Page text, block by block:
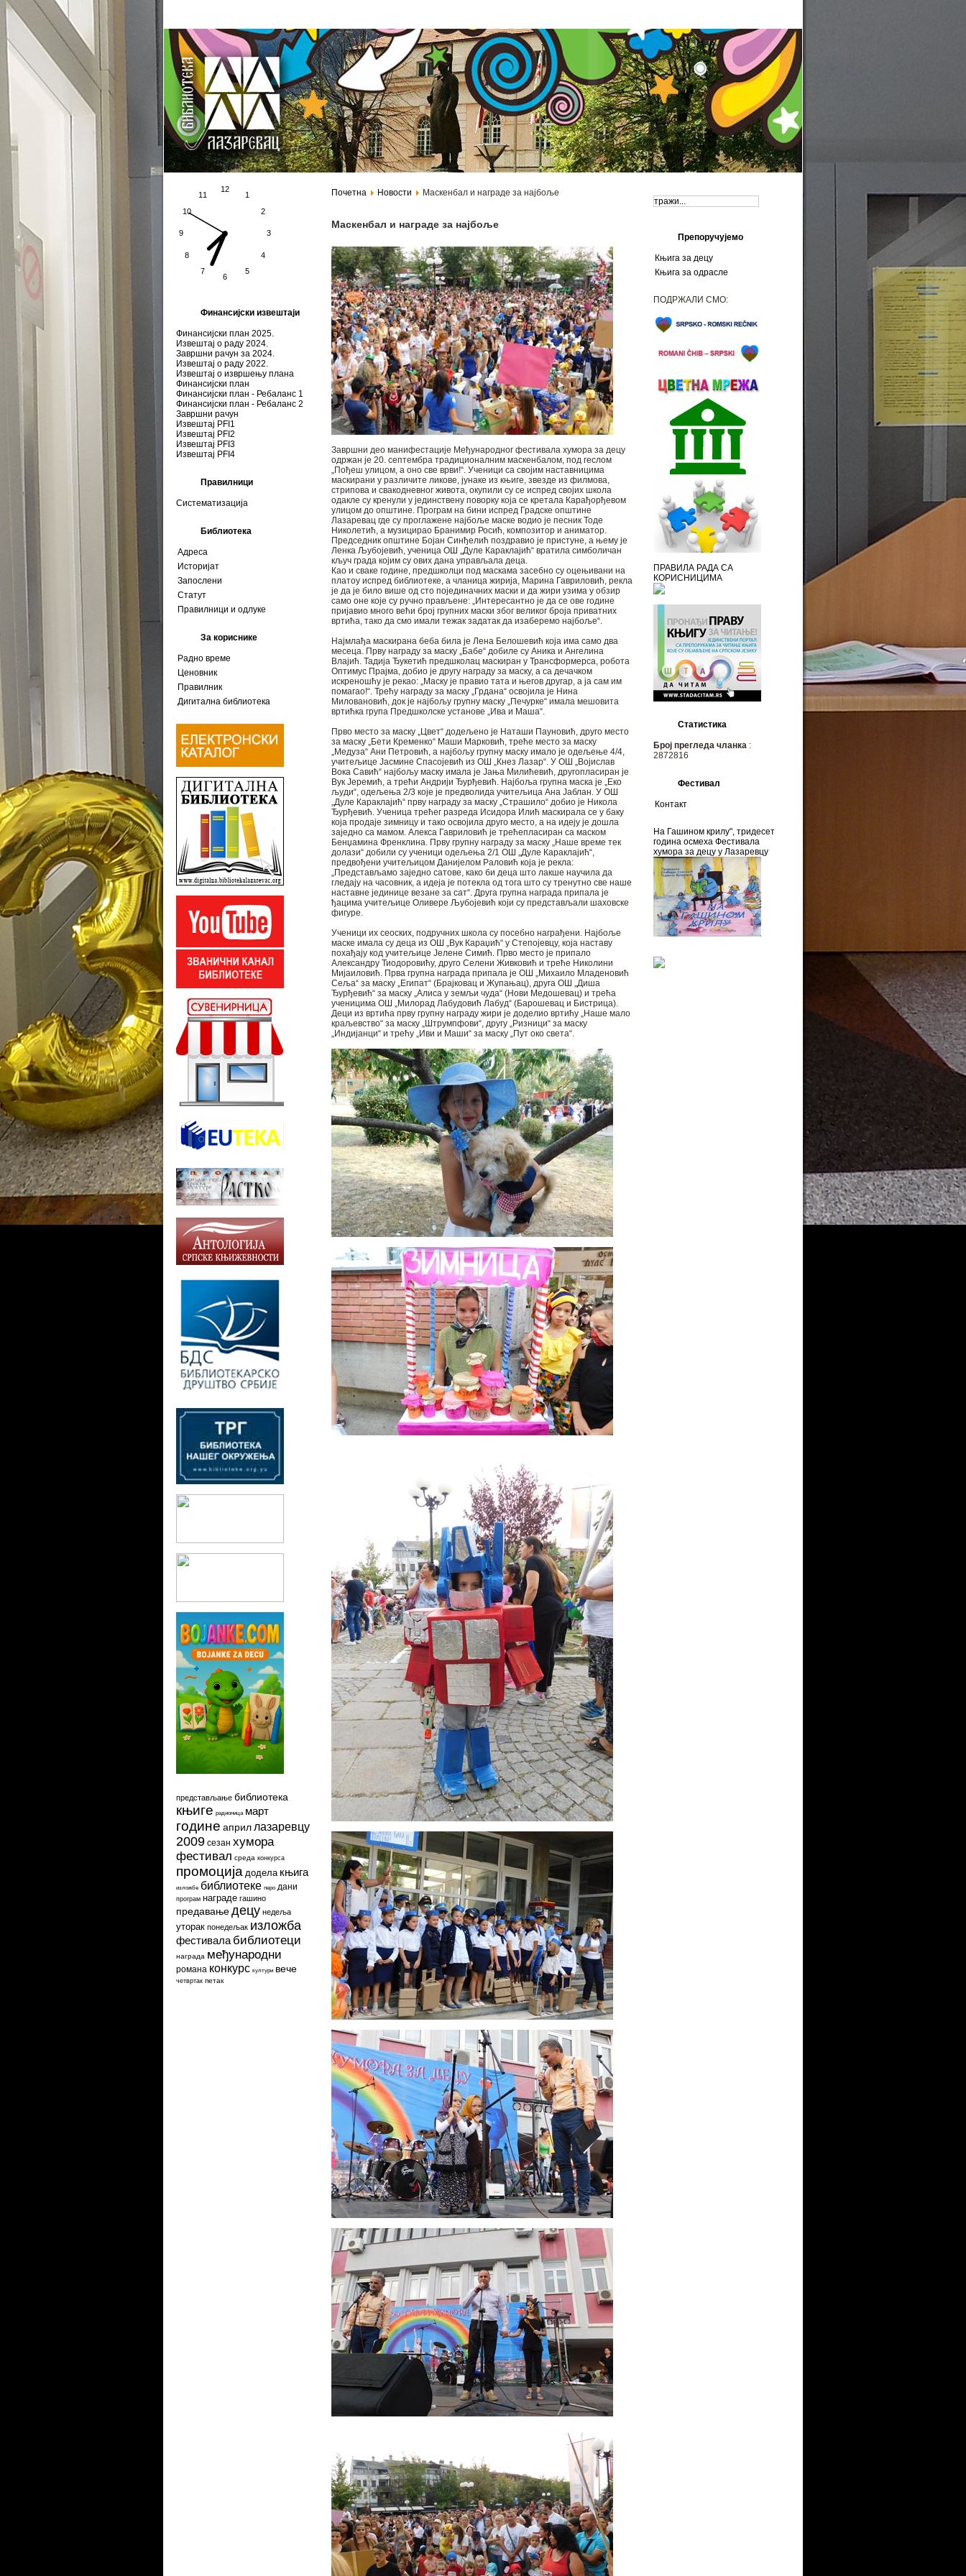
Финансијски извештаји
Финансијски план 2025.
Извештај о раду 2024.
Завршни рачун за 2024.
Извештај о раду 2022.
Извештај о извршењу плана
Финансијски план
Финансијски план - Ребаланс 1
Финансијски план - Ребаланс 2
Завршни рачун
Извештај PFI1
Извештај PFI2
Извештај PFI3
Извештај PFI4
Правилници
Систематизација
Библиотека
Адреса
Историјат
Запослени
Статут
Правилници и одлуке
За кориснике
Радно време
Ценовник
Правилник
Дигитална библиотека
представљање библиотека
књиге радионица март
године април лазаревцу
2009 сезан хумора
фестивал среда конкурса
промоција додела књига
изложбе библиотеке перо дани
програм награде гашино
предавањедецу недеља
уторак понедељак изложба
фестивала библиотеци
награда међународни
романа конкурс култури вече
четвртак петак
Почетна Новости Маскенбал и награде за најбоље
Маскенбал и награде за најбоље
Завршни део манифестације Међународног фестивала хумора за децу
одржан је 20. септембра традиционалним маскенбалом, под геслом
„Пођеш улицом, а оно све врви!“. Ученици са својим наставницима
маскирани у различите ликове, јунаке из књиге, звезде из филмова,
стрипова и свакодневног живота, окупили су се испред својих школа
одакле су кренули у јединствену поворку која се кретала Карађорђевом
улицом до општине. Програм на бини испред Градске општине
Лазаревац где су проглажене најбоље маске водио је песник Тоде
Николетић, а музицирао Бранимир Росић, композитор и аниматор.
Председник општине Бојан Синђелић поздравио је пристуне, а њему је
Ленка Љубојевић, ученица ОШ „Дуле Караклајић“ вратила симболичан
кључ града којим су ових дана управљала деца.
Као и сваке године, предшколци под маскама засебно су оцењивани на
платоу испред библиотеке, а чланица жирија, Марина Гавриловић, рекла
је да је било више од сто појединачних маски и да жири узима у обзир
само оне које су ручно прављене: „Интересантно је да се ове године
пријавио много већи број групних маски због великог броја приватних
вртића, тако да смо имали тежак задатак да изаберемо најбоље“.
Најмлађа маскирана беба била је Лена Белошевић која има само два
месеца. Прву награду за маску „Бабе“ добиле су Аника и Ангелина
Влајић. Тадија Ђукетић предшколац маскиран у Трансформерса, робота
Оптимус Прајма, добио је другу награду за маску, а са дечачком
искреношћу је рекао: „Маску је правио тата и његов другар, а ја сам им
помагао!“. Трећу награду за маску „Грдана“ освојила је Нина
Миловановић, док је најбољу групну маску „Печурке“ имала мешовита
вртићка група Предшколске установе „Ива и Маша“.
Прво место за маску „Цвет“ додељено је Наташи Пауновић, друго место
за маску „Бети Кременко“ Маши Марковић, треће место за маску
„Медуза“ Ани Петровић, а најбољу групну маску имало је одељење 4/4,
учитељице Јасмине Спасојевић из ОШ „Кнез Лазар“. У ОШ „Војислав
Вока Савић“ најбољу маску имала је Јања Милићевић, другопласиран је
Вук Јеремић, а трећи Андрији Ђурђевић. Најбоља групна маска је „Еко
људи“, одељења 2/3 које је предволида учитељица Ана Јаблан. У ОШ
„Дуле Караклајић“ прву награду за маску „Страшило“ добио је Никола
Ђурђевић. Ученица трећег разреда Исидора Илић маскирала се у баку
која продаје зимницу и тако освојила друго место, а на идеју је дошла
заједно са мамом. Алекса Гавриловић је трећепласиран са маском
Бенџамина Френклина. Прву групну награду за маску „Наше време тек
долази“ добили су ученици одељења 2/1 ОШ „Дуле Караклајић“,
предвођени учитељицом Данијелом Раловић која је рекла:
„Представљамо заједно сатове, како би деца што лакше научила да
гледају на часовник, а идеја је потекла од тога што су тренутно све наше
наставне јединице везане за сат“. Друга групна награда припала је
ђацима учитељице Оливере Љубојевић који су представљали шаховске
фигуре.
Ученици их сеоских, подручних школа су посебно награђени. Најбоље
маске имала су деца из ОШ „Вук Караџић“ у Степојевцу, која наставу
похађају код учитељице Јелене Симић. Прво место је припало
Александру Тиодоровићу, друго Селени Живковић и треће Николини
Мијаиловић. Прва групна награда припала је ОШ „Михаило Младеновић
Сеља“ за маску „Египат“ (Брајковац и Жупањац), друга ОШ „Диша
Ђурђевић“ за маску „Алиса у земљи чуда“ (Нови Медошевац) и трећа
ученицима ОШ „Милорад Лабудовић Лабуд“ (Барошевац и Бистрица).
Деци из вртића прву групну награду жири је доделио вртићу „Наше мало
краљевство“ за маску „Штрумпфови“, другу „Ризници“ за маску
„Индијанци“ и трећу „Иви и Маши“ за маску „Пут око света“.
Препоручујемо
Књига за децу
Књига за одрасле
ПОДРЖАЛИ СМО:
ПРАВИЛА РАДА СА
КОРИСНИЦИМА
Статистика
Број прегледа чланка :
2872816
Фестивал
Контакт
На Гашином крилу", тридесет
година осмеха Фестивала
хумора за децу у Лазаревцу